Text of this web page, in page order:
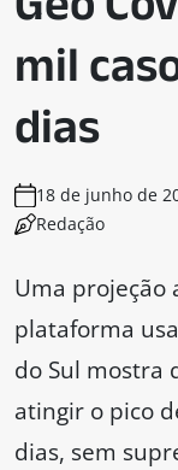
mil
dias
18 de junho de
Redação
Uma
plataforma
do Sul mostra
atingir o pico
dias, sem